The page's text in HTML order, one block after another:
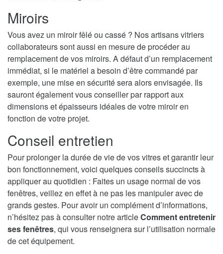
Miroirs
Vous avez un miroir fêlé ou cassé ? Nos artisans vitriers
collaborateurs sont aussi en mesure de procéder au
remplacement de vos miroirs. A défaut d’un remplacement
immédiat, si le matériel a besoin d’être commandé par
exemple, une mise en sécurité sera alors envisagée. Ils
sauront également vous conseiller par rapport aux
dimensions et épaisseurs idéales de votre miroir en
fonction de votre projet.
Conseil entretien
Pour prolonger la durée de vie de vos vitres et garantir leur
bon fonctionnement, voici quelques conseils succincts à
appliquer au quotidien : Faites un usage normal de vos
fenêtres, veillez en effet à ne pas les manipuler avec de
grands gestes. Pour avoir un complément d’informations,
n’hésitez pas à consulter notre articleComment entretenir
ses fenêtres, qui vous renseignera sur l’utilisation normale
de cet équipement.